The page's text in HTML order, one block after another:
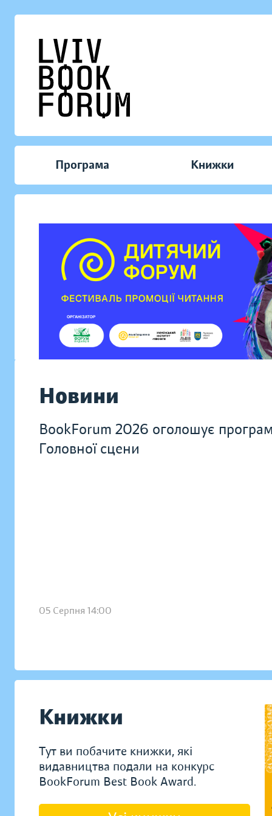
Програма Книжки
Новини
BookForum 2026 оголошує
Головної сцени
05 Серпня 14:00
Книжки
Тут ви побачите книжки, які
видавництва подали на конкурс
BookForum Best Book Award.